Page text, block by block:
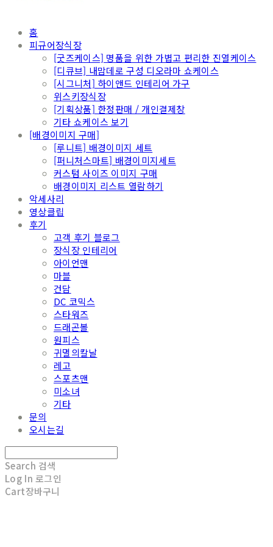
홈
피규어장식장
[굿즈케이스] 명품을 위한 가볍고 편리한 진열케이스
[디큐브] 내맘데로 구성 디오라마 쇼케이스
[시그니처] 하이앤드 인테리어 가구
위스키장식장
[기획상품] 한정판매 / 개인결제창
기타 쇼케이스 보기
[배경이미지 구매]
[루니트] 배경이미지 세트
[퍼니처스마트] 배경이미지세트
커스텀 사이즈 이미지 구매
배경이미지 리스트 열람하기
악세사리
영상클립
후기
고객 후기 블로그
장식장 인테리어
아이언맨
마블
건담
DC 코믹스
스타워즈
드래곤볼
원피스
귀멸의칼날
레고
스포츠맨
미소녀
기타
문의
오시는길
Search 검색
Log In 로그인
Cart장바구니